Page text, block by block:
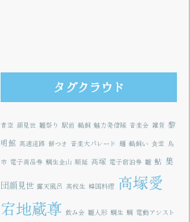
タグクラウド
青空 顔見世 雛祭り 駅前 鵜飼 魅力発信隊 音楽会 雑貨 黎
明館 高速道路 餅つき 音楽大パレード 麺 鵜飼い 食堂 鳥
市 電子商品券 鯛生金山 順延 高塚 電子宿泊券 雛 鮎 集
団顔見世 露天風呂 高校生 韓国料理 高塚愛
宕地蔵尊 飲み会 雛人形 鯛生 鯛 電動アシスト